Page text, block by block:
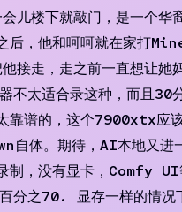
儿楼下就敲门，是一个
后，他和呵呵就在家
接走，走之前一直想让
不太适合录这种，而且
谱的，这个7900xtx应
体。期待，AI本地又进
，没有显卡，Comfy UI
之70. 显存一样的情况